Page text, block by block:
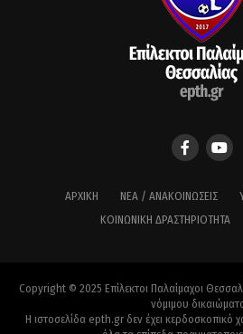
ΑΡΧΙΚΉ ΝΈΑ / ΑΝΑΚΟΙΝΏΣΕΙΣ
ΚΟΙΝΩΝΙΚΉ ΔΡΑΣΤΗΡΙΌΤΗΤΑ
Copyright © 2025 Επίλεκτοι Παλαίμαχοι
νόμιμου
Η ιστοσελίδα epth.gr δεν έχει κερδοσκοπικό